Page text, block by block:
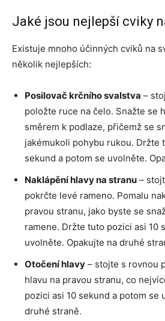
Jaké jsou nejlepší cviky
Existuje mnoho účinných cviků na
několik nejlepších:
Posilovač krčního svalstva –
položte ruce na čelo. Snažte se
směrem k podlaze, přičemž se
jakémukoli pohybu rukou. Držte
sekund a potom se uvolněte.
Naklápění hlavy na stranu –
pokrčte levé rameno. Pomalu
pravou stranu, jako byste se
ramene. Držte tuto pozici asi 10
uvolněte. Opakujte na druhé
Otočení hlavy – stojte s rovnou
hlavu na pravou stranu, co
pozici asi 10 sekund a potom se
druhé straně.